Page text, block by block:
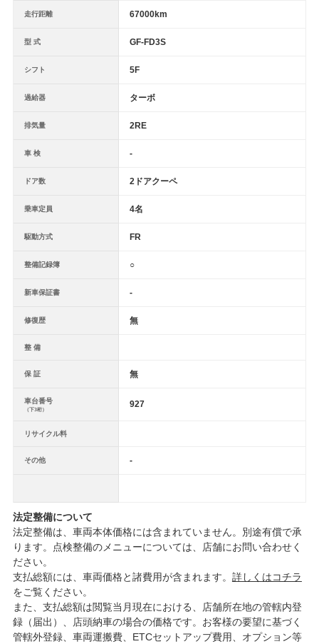
走行距離 67000km
型 式 GF-FD3S
シフト 5F
過給器 ターボ
排気量 2RE
車 検 -
ドア数 2ドアクーペ
乗車定員 4名
駆動方式 FR
整備記録簿 ○
新車保証書 -
修復歴 無
整 備
保 証 無
車台番号
（下3桁）
927
リサイクル料
その他 -
法定整備について
法定整備は、車両本体価格には含まれていません。別途有償で承
ります。点検整備のメニューについては、店舗にお問い合わせく
ださい。
支払総額には、車両価格と諸費用が含まれます。 詳しくはコチラ
をご覧ください。
また、支払総額は閲覧当月現在における、店舗所在地の管轄内登
録（届出）、店頭納車の場合の価格です。お客様の要望に基づく
管轄外登録、車両運搬費、ETCセットアップ費用、オプション等